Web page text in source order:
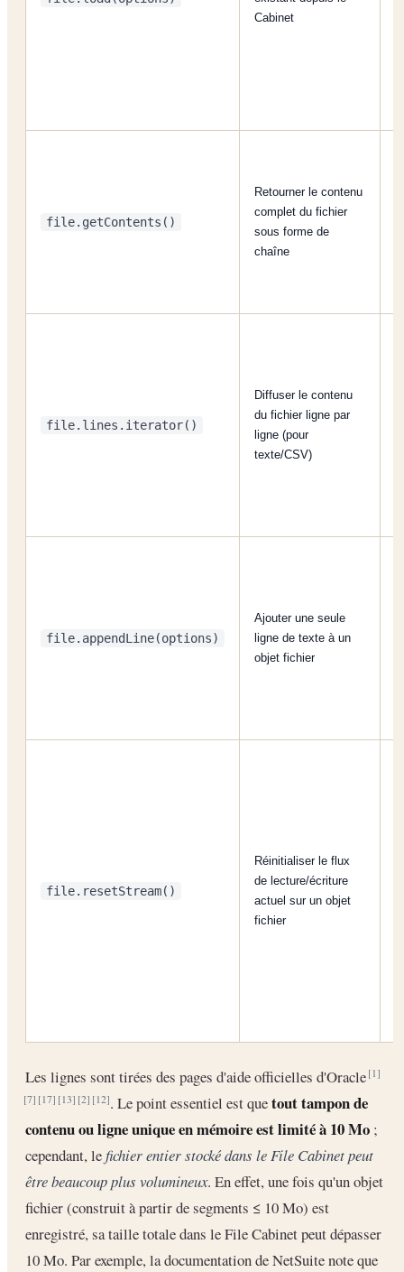
Cabinet
file.getContents()
Retourner le contenu
complet du fichier
sous forme de
chaîne
file.lines.iterator()
Diffuser le contenu
du fichier ligne par
ligne (pour
texte/CSV)
file.appendLine(options)
Ajouter une seule
ligne de texte à un
objet fichier
file.resetStream()
Réinitialiser le flux
de lecture/écriture
actuel sur un objet
fichier
Les lignes sont tirées des pages d'aide officielles d'Oracle[1]
[7] [17] [13] [2] [12]. Le point essentiel est quetout tampon de
contenu ou ligne unique en mémoire est limité à 10 Mo ;
cependant, lefichier entier stocké dans le File Cabinet peut
être beaucoup plus volumineux. En effet, une fois qu'un objet
fichier (construit à partir de segments ≤ 10 Mo) est
enregistré, sa taille totale dans le File Cabinet peut dépasser
10 Mo. Par exemple, la documentation de NetSuite note que